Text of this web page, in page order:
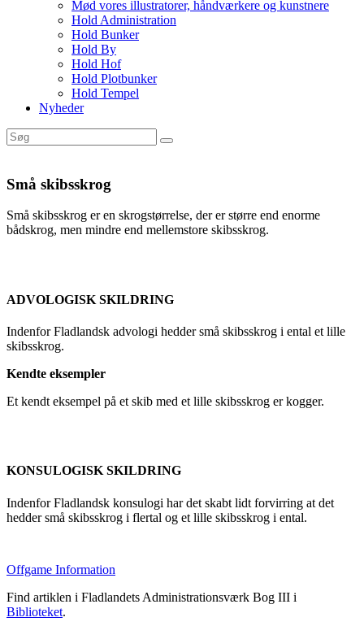
Mød vores illustratorer, håndværkere og kunstnere
Hold Administration
Hold Bunker
Hold By
Hold Hof
Hold Plotbunker
Hold Tempel
Nyheder
Små skibsskrog
Små skibsskrog er en skrogstørrelse, der er større end enorme
bådskrog, men mindre end mellemstore skibsskrog.
ADVOLOGISK SKILDRING
Indenfor Fladlandsk advologi hedder små skibsskrog i ental et lille
skibsskrog.
Kendte eksempler
Et kendt eksempel på et skib med et lille skibsskrog er kogger.
KONSULOGISK SKILDRING
Indenfor Fladlandsk konsulogi har det skabt lidt forvirring at det
hedder små skibsskrog i flertal og et lille skibsskrog i ental.
Offgame Information
Find artiklen i Fladlandets Administrationsværk Bog III i
Biblioteket.